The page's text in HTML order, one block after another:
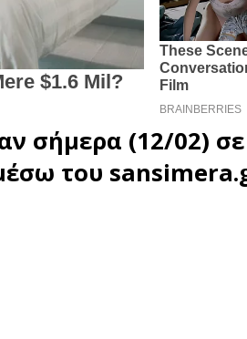
σήμερα (12/02)
του